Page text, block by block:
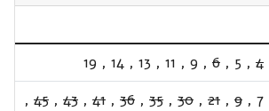
4
,
5
,
6
,
9
,
11
,
13
,
14
,
19
7
,
9
,
21
,
30
,
35
,
36
,
41
,
43
,
45
,